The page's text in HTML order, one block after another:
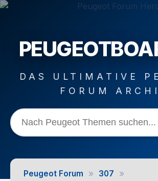
DAS ULTIMATIVE
FORUM
Peugeot Forum » 307 »